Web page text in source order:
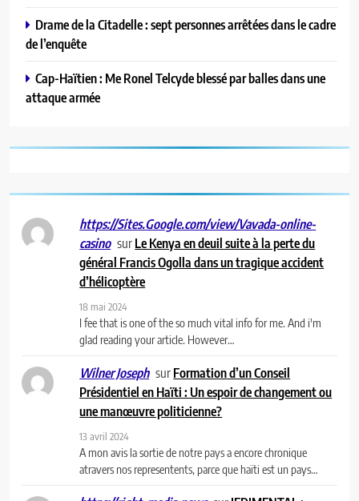
Drame de la Citadelle : sept personnes arrêtées dans le cadre
de l’enquête
Cap-Haïtien : Me Ronel Telcyde blessé par balles dans une
attaque armée
https://Sites.Google.com/view/Vavada-online-
casino surLe Kenya en deuil suite à la perte du
général Francis Ogolla dans un tragique accident
d’hélicoptère
18 mai 2024
I fee that is one of the so much vital info for me. And i'm
glad reading your article. However…
Wilner Joseph surFormation d’un Conseil
Présidentiel en Haïti : Un espoir de changement ou
une manœuvre politicienne?
13 avril 2024
A mon avis la sortie de notre pays a encore chronique
atravers nos representents, parce que haïti est un pays…